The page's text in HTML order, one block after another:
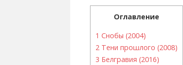
Оглавление
1 Снобы (2004)
2 Тени прошлого (2008)
3 Белгравия (2016)